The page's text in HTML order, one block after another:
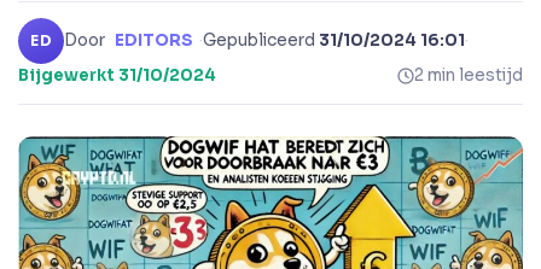
ED Door EDITORS ·Gepubliceerd 31/10/2024 16:01·
Bijgewerkt 31/10/2024 2 min leestijd